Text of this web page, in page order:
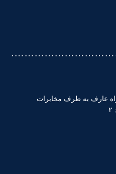
عارف به طرف مخابرات